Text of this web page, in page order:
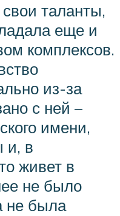
таланты,
еще и
комплексов.
из-за
с ней –
имени,
и, в
живет в
не было
не была